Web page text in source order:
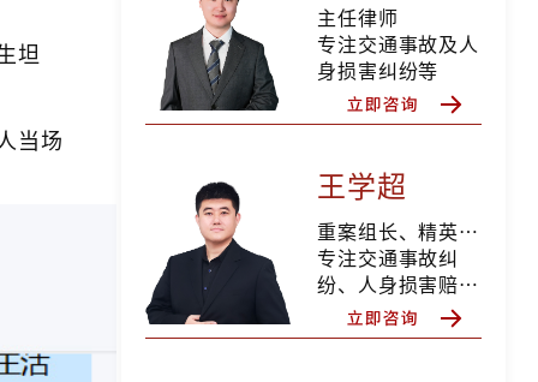
坦
当场
主任律师
专注交通事故及人
身损害纠纷等
王学超
重案组长、精英律师
专注交通事故纠
纷、人身损害赔
偿、合同纠纷、婚
姻家事等